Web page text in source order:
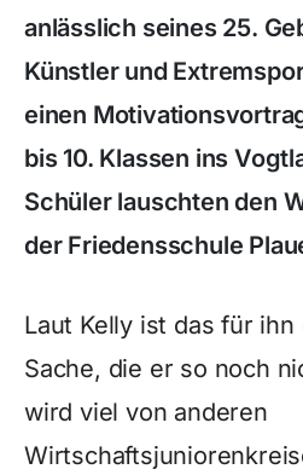
anlässlich seines 25.
Künstler und
einen
bis 10. Klassen ins
Schüler lauschten den
der Friedensschule
Laut Kelly ist das für
Sache, die er so noch
wird viel von anderen